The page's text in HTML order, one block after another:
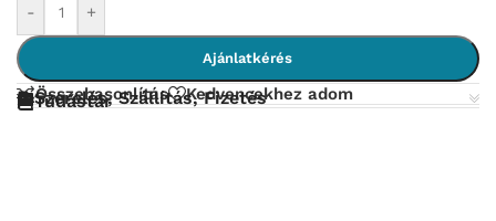
- +
Ajánlatkérés
Összehasonlítás Kedvencekhez adom
Szerelés, Szállítás, Fizetés
Tudástár